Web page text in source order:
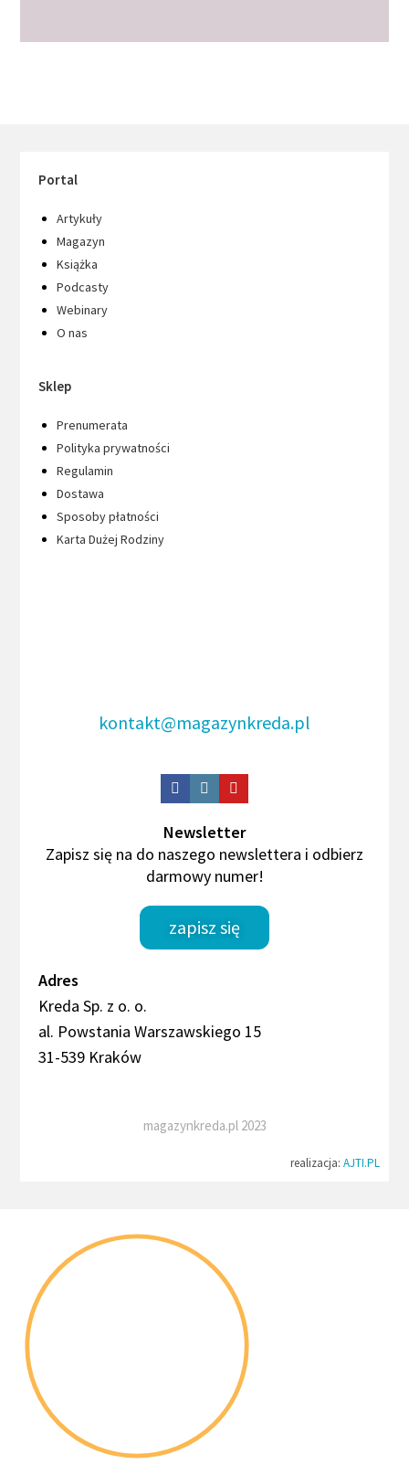
Portal
Artykuły
Magazyn
Książka
Podcasty
Webinary
O nas
Sklep
Prenumerata
Polityka prywatności
Regulamin
Dostawa
Sposoby płatności
Karta Dużej Rodziny
kontakt@magazynkreda.pl
Newsletter
Zapisz się na do naszego newslettera i odbierz
darmowy numer!
zapisz się
Adres
Kreda Sp. z o. o.
al. Powstania Warszawskiego 15
31-539 Kraków
magazynkreda.pl 2023
realizacja: AJTI.PL